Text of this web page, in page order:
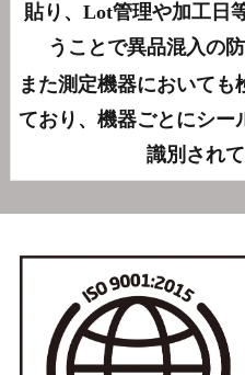
貼り、Lot管理や加工日
うことで異品混入の
また測定機器において
ており、機器ごとにシー
識別され